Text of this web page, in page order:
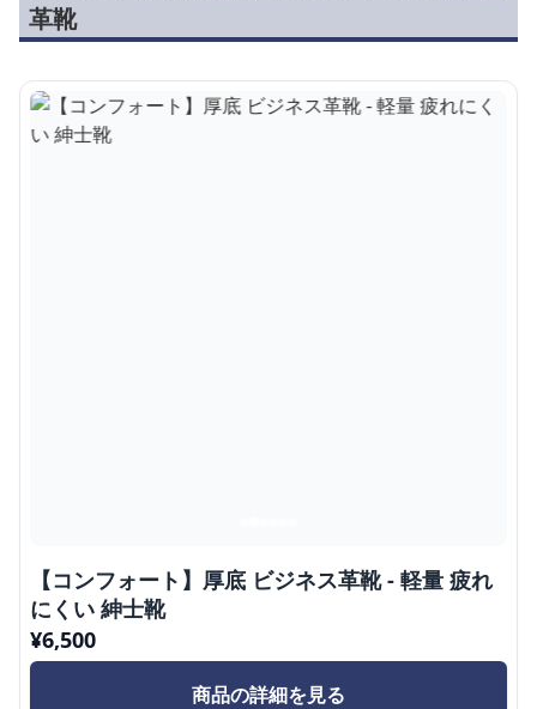
革靴
【コンフォート】厚底 ビジネス革靴 - 軽量 疲れ
にくい 紳士靴
¥6,500
商品の詳細を見る